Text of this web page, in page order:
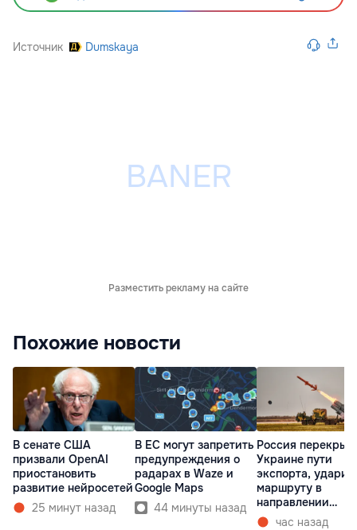
Источник Dumskaya
Разместить рекламу на сайте
Похожие новости
В сенате США
призвали OpenAI
приостановить
развитие нейросетей
25 минут назад
В ЕС могут запретить
предупреждения о
радарах в Waze и
Google Maps
44 минуты назад
Россия
Украине пути
экспорта, ударив
маршруту в
направлении
Молдовы
час назад